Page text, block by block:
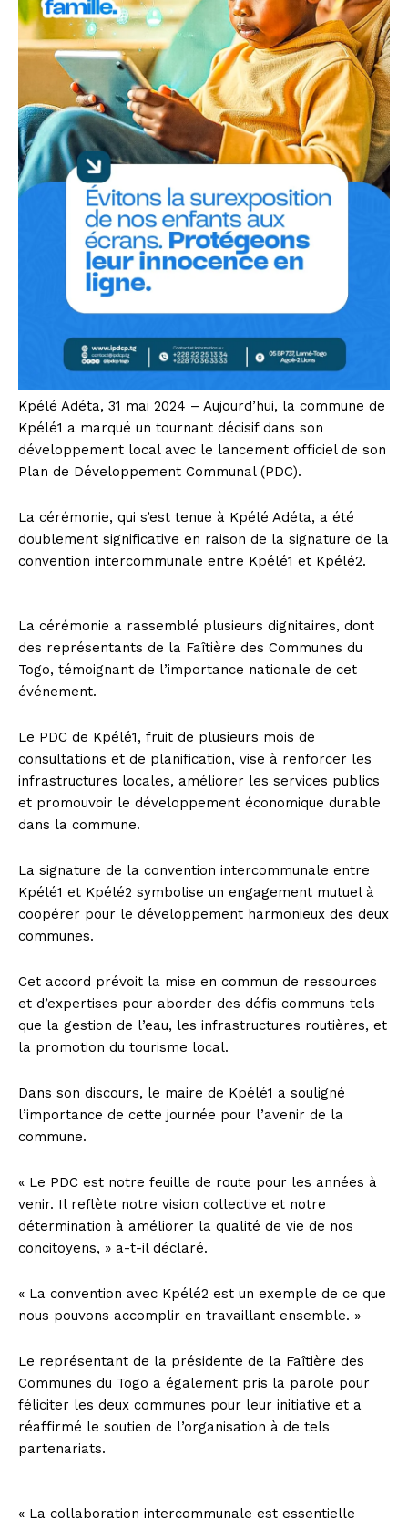
Kpélé Adéta, 31 mai 2024 – Aujourd’hui, la commune de
Kpélé1 a marqué un tournant décisif dans son
développement local avec le lancement officiel de son
Plan de Développement Communal (PDC).
La cérémonie, qui s’est tenue à Kpélé Adéta, a été
doublement significative en raison de la signature de la
convention intercommunale entre Kpélé1 et Kpélé2.
La cérémonie a rassemblé plusieurs dignitaires, dont
des représentants de la Faîtière des Communes du
Togo, témoignant de l’importance nationale de cet
événement.
Le PDC de Kpélé1, fruit de plusieurs mois de
consultations et de planification, vise à renforcer les
infrastructures locales, améliorer les services publics
et promouvoir le développement économique durable
dans la commune.
La signature de la convention intercommunale entre
Kpélé1 et Kpélé2 symbolise un engagement mutuel à
coopérer pour le développement harmonieux des deux
communes.
Cet accord prévoit la mise en commun de ressources
et d’expertises pour aborder des défis communs tels
que la gestion de l’eau, les infrastructures routières, et
la promotion du tourisme local.
Dans son discours, le maire de Kpélé1 a souligné
l’importance de cette journée pour l’avenir de la
commune.
« Le PDC est notre feuille de route pour les années à
venir. Il reflète notre vision collective et notre
détermination à améliorer la qualité de vie de nos
concitoyens, » a-t-il déclaré.
« La convention avec Kpélé2 est un exemple de ce que
nous pouvons accomplir en travaillant ensemble. »
Le représentant de la présidente de la Faîtière des
Communes du Togo a également pris la parole pour
féliciter les deux communes pour leur initiative et a
réaffirmé le soutien de l’organisation à de tels
partenariats.
« La collaboration intercommunale est essentielle